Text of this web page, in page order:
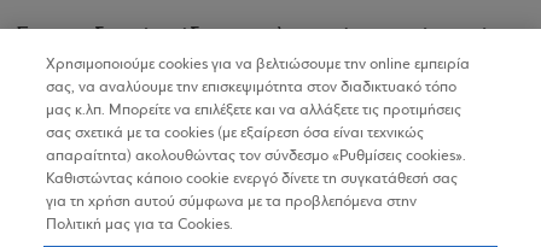
Στα επενδυτικά σχέδια που υλοποιούνται από μεσαίες
επιχειρήσεις στις περιφερειακές ενότητες Ροδόπης,
Έβρου και Ξάνθης, παρέχεται και το κίνητρο της
επιχορήγησης σε ποσοστό:
60% για την περιφερειακή ενότητα Έβρου με
υπολειπόμενο ποσοστό φορολογικής απαλλαγής
40%.
Χρησιμοποιούμε cookies για να βελτιώσουμε την online εμπειρία
σας, να αναλύουμε την επισκεψιμότητα στον διαδικτυακό τόπο
μας κ.λπ. Μπορείτε να επιλέξετε και να αλλάξετε τις προτιμήσεις
σας σχετικά με τα cookies (με εξαίρεση όσα είναι τεχνικώς
απαραίτητα) ακολουθώντας τον σύνδεσμο «Ρυθμίσεις cookies».
Καθιστώντας κάποιο cookie ενεργό δίνετε τη συγκατάθεσή σας
για τη χρήση αυτού σύμφωνα με τα προβλεπόμενα στην
Πολιτική μας για τα Cookies.